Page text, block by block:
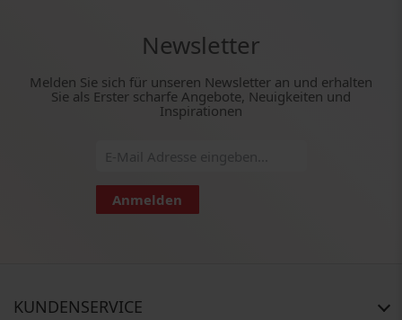
Newsletter
Melden Sie sich für unseren Newsletter an und erhalten
Sie als Erster scharfe Angebote, Neuigkeiten und
Inspirationen
Anmelden
KUNDENSERVICE